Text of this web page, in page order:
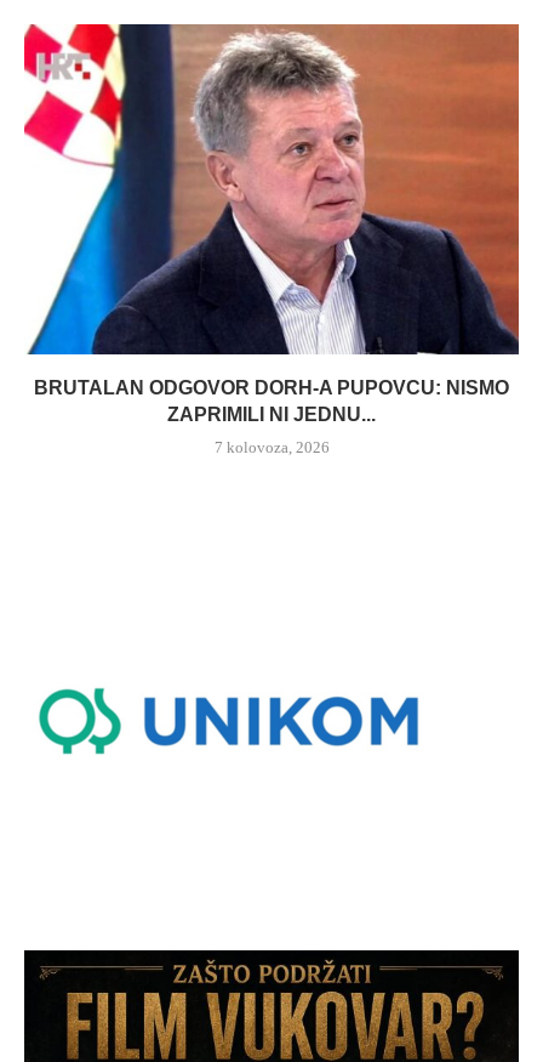
BRUTALAN ODGOVOR DORH-A PUPOVCU: NISMO
ZAPRIMILI NI JEDNU...
7 kolovoza, 2026